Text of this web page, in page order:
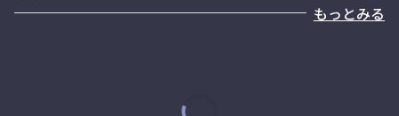
もっとみる